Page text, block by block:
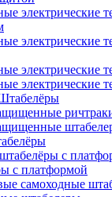
электрические
электрические
электрические
электрические
с платформой
самоходные